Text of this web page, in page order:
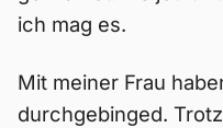
ich mag es.
Mit meiner Frau
durchgebinged.